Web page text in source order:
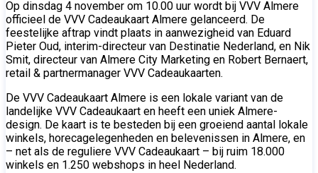
Op dinsdag 4 november om 10.00 uur wordt bij VVV Almere
officieel de VVV Cadeaukaart Almere gelanceerd. De
feestelijke aftrap vindt plaats in aanwezigheid van Eduard
Pieter Oud, interim-directeur van Destinatie Nederland, en Nik
Smit, directeur van Almere City Marketing en Robert Bernaert,
retail & partnermanager VVV Cadeaukaarten.
De VVV Cadeaukaart Almere is een lokale variant van de
landelijke VVV Cadeaukaart en heeft een uniek Almere-
design. De kaart is te besteden bij een groeiend aantal lokale
winkels, horecagelegenheden en belevenissen in Almere, en
– net als de reguliere VVV Cadeaukaart – bij ruim 18.000
winkels en 1.250 webshops in heel Nederland.